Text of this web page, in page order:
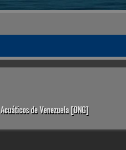
de Venezuela [ONG]